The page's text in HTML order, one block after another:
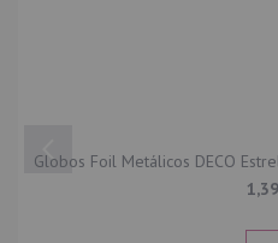
Globos Foil Metálicos DECO